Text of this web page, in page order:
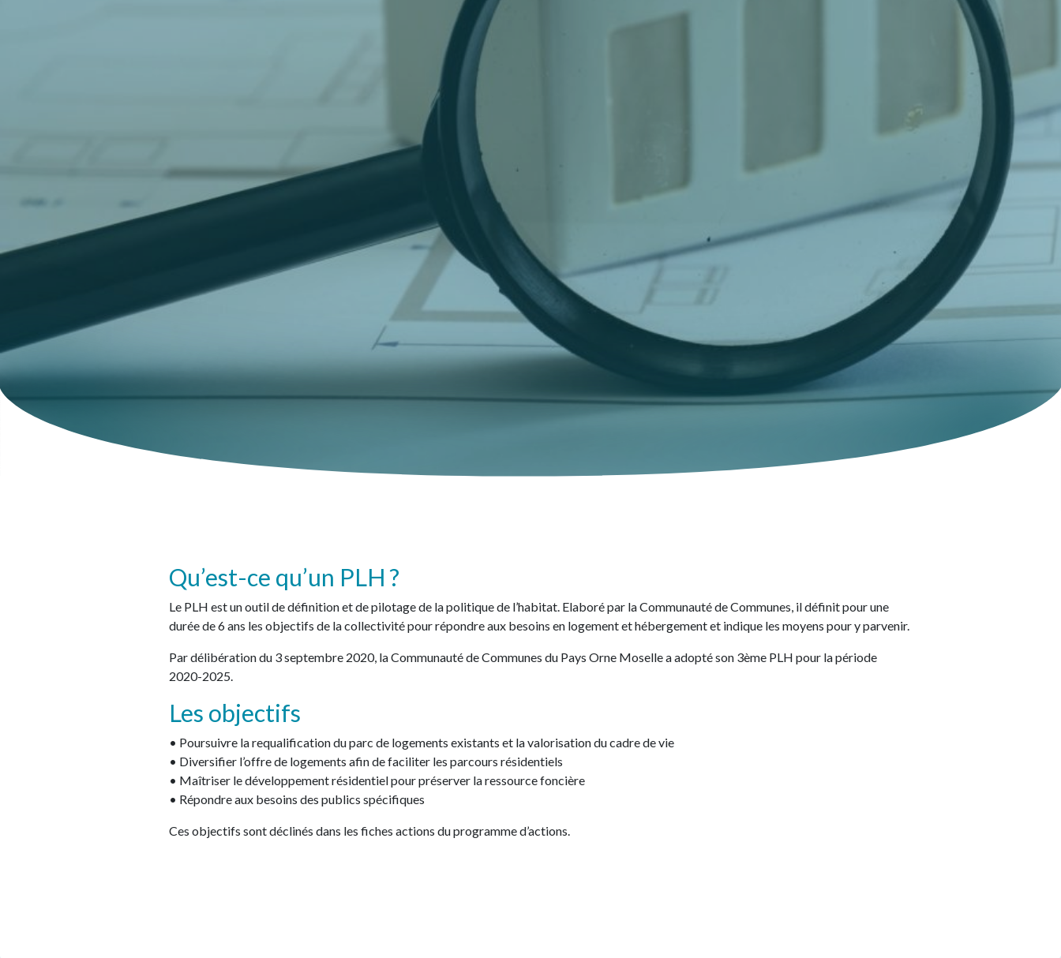
Qu’est-ce qu’un PLH ?
Le PLH est un outil de définition et de pilotage de la politique de l’habitat. Elaboré par la Communauté de Communes, il définit pour une
durée de 6 ans les objectifs de la collectivité pour répondre aux besoins en logement et hébergement et indique les moyens pour y parvenir.
Par délibération du 3 septembre 2020, la Communauté de Communes du Pays Orne Moselle a adopté son 3ème PLH pour la période
2020-2025.
Les objectifs
• Poursuivre la requalification du parc de logements existants et la valorisation du cadre de vie
• Diversifier l’offre de logements afin de faciliter les parcours résidentiels
• Maîtriser le développement résidentiel pour préserver la ressource foncière
• Répondre aux besoins des publics spécifiques
Ces objectifs sont déclinés dans les fiches actions du programme d’actions.